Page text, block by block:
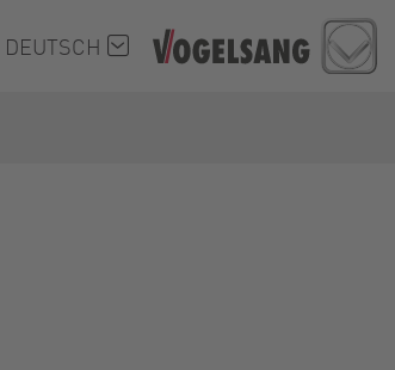
DEUTSCH